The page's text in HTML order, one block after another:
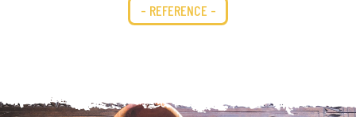
- REFERENCE -